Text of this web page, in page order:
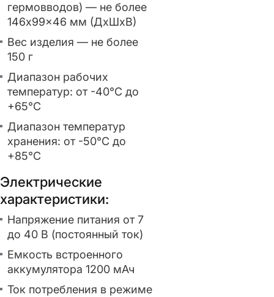
гермовводов) — не более
146x99x46 мм (ДxШxВ)
Вес изделия — не более
150 г
Диапазон рабочих
температур: от -40°С до
+65°С
Диапазон температур
хранения: от -50°С до
+85°С
Электрические
характеристики:
Напряжение питания от 7
до 40 В (постоянный ток)
Емкость встроенного
аккумулятора 1200 мАч
Ток потребления в режиме